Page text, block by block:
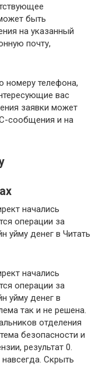
быть
на указанный
почту,
номеру телефона,
вас
заявки может
сообщения и на
начались
операции за
уйму денег в Читать
начались
операции за
уйму денег в
так и не решена.
отделения
безопасности и
результат 0.
Скрыть